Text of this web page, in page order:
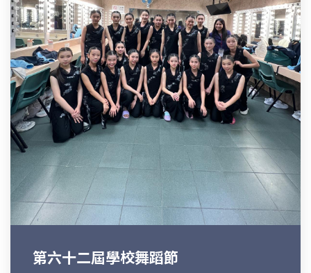
第六十二屆學校舞蹈節